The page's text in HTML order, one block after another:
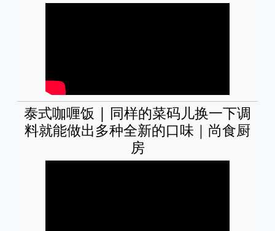
泰式咖喱饭 | 同样的菜码儿换一下调
料就能做出多种全新的口味｜尚食厨
房